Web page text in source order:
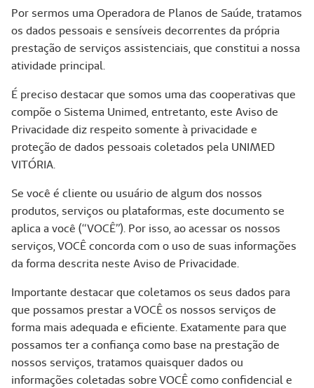
Por sermos uma Operadora de Planos de Saúde, tratamos
os dados pessoais e sensíveis decorrentes da própria
prestação de serviços assistenciais, que constitui a nossa
atividade principal.
É preciso destacar que somos uma das cooperativas que
compõe o Sistema Unimed, entretanto, este Aviso de
Privacidade diz respeito somente à privacidade e
proteção de dados pessoais coletados pela UNIMED
VITÓRIA.
Se você é cliente ou usuário de algum dos nossos
produtos, serviços ou plataformas, este documento se
aplica a você (“VOCÊ”). Por isso, ao acessar os nossos
serviços, VOCÊ concorda com o uso de suas informações
da forma descrita neste Aviso de Privacidade.
Importante destacar que coletamos os seus dados para
que possamos prestar a VOCÊ os nossos serviços de
forma mais adequada e eficiente. Exatamente para que
possamos ter a confiança como base na prestação de
nossos serviços, tratamos quaisquer dados ou
informações coletadas sobre VOCÊ como confidencial e